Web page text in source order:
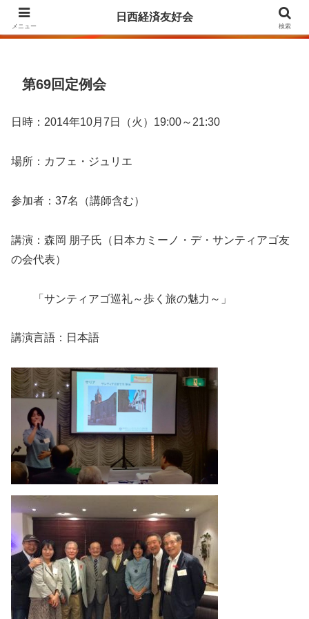
Agrupación para la Amistad y el Fomento de las Relaciones Económicas
第69回定例会
日時：2014年10月7日（火）19:00～21:30
場所：カフェ・ジュリエ
参加者：37名（講師含む）
講演：森岡 朋子氏（日本カミーノ・デ・サンティアゴ友
の会代表）
「サンティアゴ巡礼～歩く旅の魅力～」
講演言語：日本語
メニュー
日西経済友好会
検索